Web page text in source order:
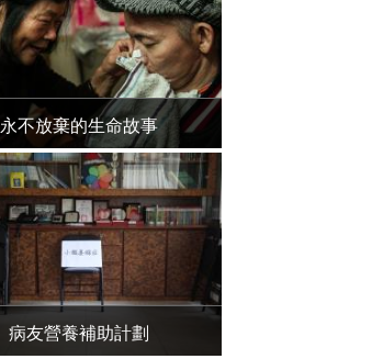
永不放棄的生命故事
病友營養補助計劃